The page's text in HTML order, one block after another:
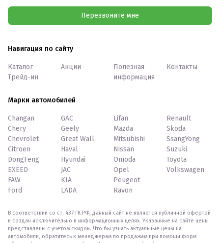
Перезвоните мне
Навигация по сайту
Каталог
Трейд-ин
Акции
Полезная
информация
Контакты
Марки автомобилей
Changan
Chery
Chevrolet
Citroen
DongFeng
EXEED
FAW
Ford
GAC
Geely
Great Wall
Haval
Hyundai
JAC
KIA
LADA
Lifan
Mazda
Mitsubishi
Nissan
Omoda
Opel
Peugeot
Ravon
Renault
Skoda
SsangYong
Suzuki
Toyota
Volkswagen
В соответствии со ст. 437 ГК РФ, данный сайт не является публичной офертой
и создан исключительно в информационных целях. Указанные на сайте цены
представлены с учетом скидок. Что бы узнать актуальные цены на
автомобили, обратитесь к менеджерам по продажам при помощи форм